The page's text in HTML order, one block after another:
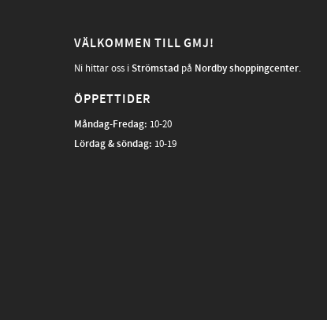
VÄLKOMMEN TILL GMJ!
Ni hittar oss iStrömstad på Nordby shoppingcenter.
ÖPPETTIDER
Måndag-Fredag: 10-20
Lördag & söndag: 10-19